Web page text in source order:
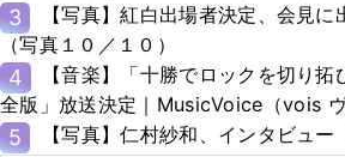
3
【写真】紅白出場者決定、会見に
（写真１０／１０）
4
【音楽】「十勝でロックを切り
全版」放送決定｜MusicVoice（vois ヴ
5 【写真】仁村紗和、インタビュー